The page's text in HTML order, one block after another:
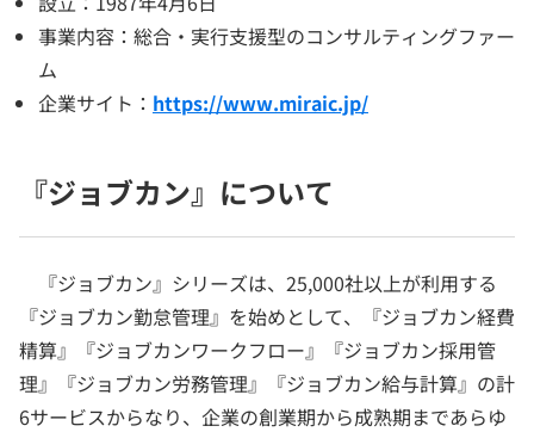
事業内容：総合・実行支援型のコンサルティングファー
ム
企業サイト： https://www.miraic.jp/
『ジョブカン』について
『ジョブカン』シリーズは、25,000社以上が利用する
『ジョブカン勤怠管理』を始めとして、『ジョブカン経費
精算』『ジョブカンワークフロー』『ジョブカン採用管
理』『ジョブカン労務管理』『ジョブカン給与計算』の計
6サービスからなり、企業の創業期から成熟期まであらゆ